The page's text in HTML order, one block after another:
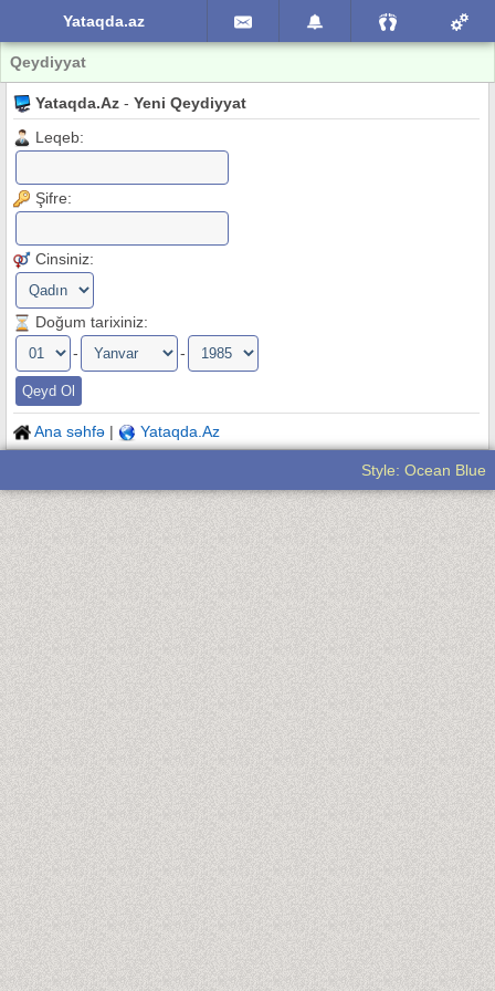
Yataqda.az
Qeydiyyat
Yataqda.Az - Yeni Qeydiyyat
Leqeb:
Şifre:
Cinsiniz:
Doğum tarixiniz:
-
-
Ana səhfə | Yataqda.Az
Style: Ocean Blue